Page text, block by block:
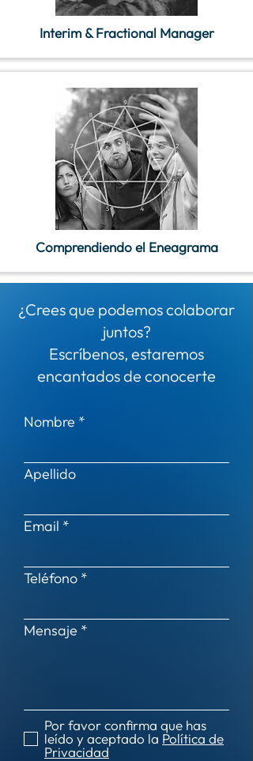
Interim & Fractional Manager
Comprendiendo el Eneagrama
¿Crees que podemos colaborar
juntos?
Escríbenos, estaremos
encantados de conocerte
Nombre
Apellido
Email
Teléfono
Mensaje
Por favor confirma que has
leído y aceptado la Política de
Privacidad